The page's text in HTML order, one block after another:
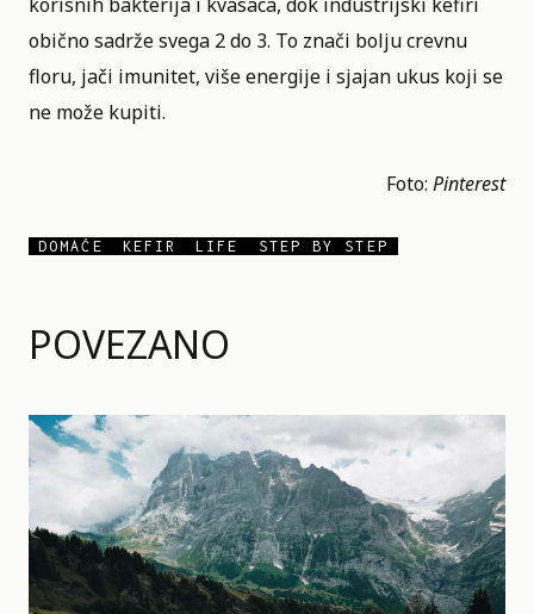
POVEZANO
obično sadrže svega 2 do 3. To znači bolju crevnu
floru, jači imunitet, više energije i sjajan ukus koji se
ne može kupiti.
Foto: Pinterest
DOMAĆE KEFIR LIFE STEP BY STEP